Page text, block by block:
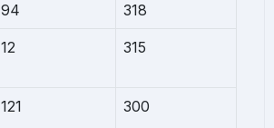
94 318
12 315
121 300